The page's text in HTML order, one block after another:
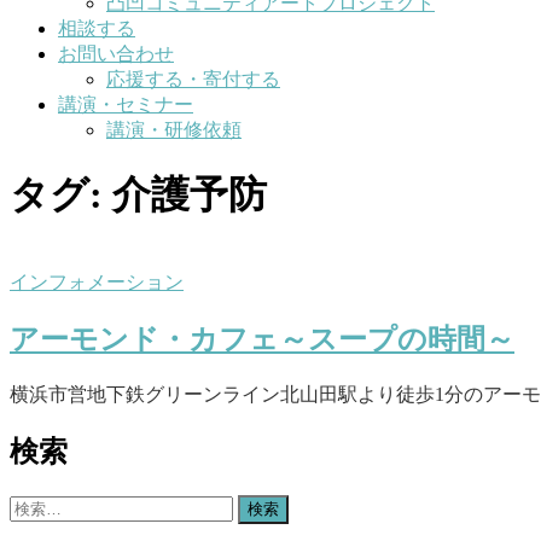
相談する
お問い合わせ
応援する・寄付する
講演・セミナー
講演・研修依頼
タグ: 介護予防
インフォメーション
アーモンド・カフェ～スープの時間～
横浜市営地下鉄グリーンライン北山田駅より徒歩1分のアー
検索
検